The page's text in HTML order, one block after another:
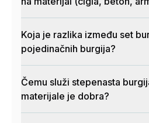
Koja je razlika između set
pojedinačnih burgija?
Čemu služi stepenasta
materijale je dobra?